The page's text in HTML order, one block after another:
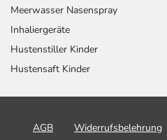
Meerwasser Nasenspray
Inhaliergeräte
Hustenstiller Kinder
Hustensaft Kinder
AGB Widerrufsbelehrung